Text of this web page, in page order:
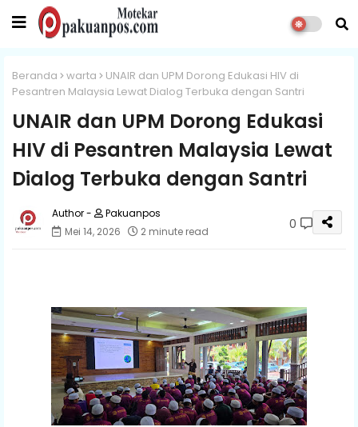
Beranda warta
UNAIR dan UPM Dorong Edukasi HIV di
Pesantren Malaysia Lewat Dialog Terbuka dengan Santri
UNAIR dan UPM Dorong Edukasi
HIV di Pesantren Malaysia Lewat
Dialog Terbuka dengan Santri
Pakuanpos
Mei 14, 2026
2 minute read 0